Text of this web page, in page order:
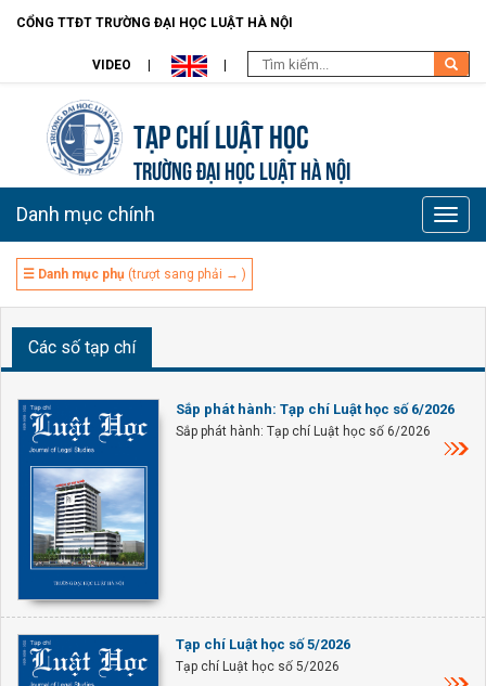
CỔNG TTĐT TRƯỜNG ĐẠI HỌC LUẬT HÀ NỘI
VIDEO
Tạp chí Luật học
TRƯỜNG ĐẠI HỌC LUẬT HÀ NỘI
Toggle
Danh mục chính
☰ Danh mục phụ (trượt sang phải → )
Các số tạp chí
Sắp phát hành: Tạp chí Luật học số 6/2026
Sắp phát hành: Tạp chí Luật học số 6/2026
Tạp chí Luật học số 5/2026
Tạp chí Luật học số 5/2026